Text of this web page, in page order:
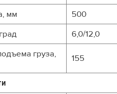
мм
500
6,0/12,0
груза,
155